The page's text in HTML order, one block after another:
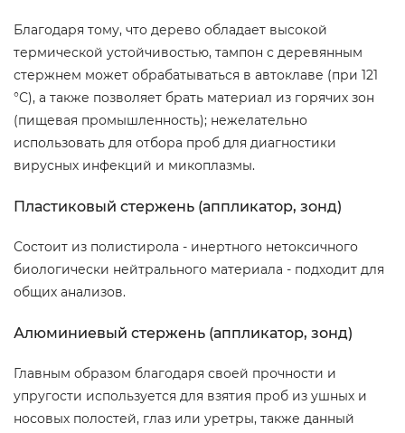
Благодаря тому, что дерево обладает высокой
термической устойчивостью, тампон с деревянным
стержнем может обрабатываться в автоклаве (при 121
°С), а также позволяет брать материал из горячих зон
(пищевая промышленность); нежелательно
использовать для отбора проб для диагностики
вирусных инфекций и микоплазмы.
Пластиковый стержень (аппликатор, зонд)
Состоит из полистирола - инертного нетоксичного
биологически нейтрального материала - подходит для
общих анализов.
Алюминиевый стержень (аппликатор, зонд)
Главным образом благодаря своей прочности и
упругости используется для взятия проб из ушных и
носовых полостей, глаз или уретры, также данный